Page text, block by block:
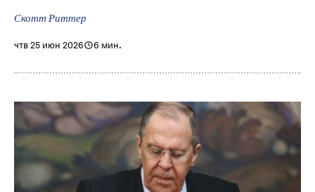
Скотт Риттер
чтв 25 июн 2026 6 мин.